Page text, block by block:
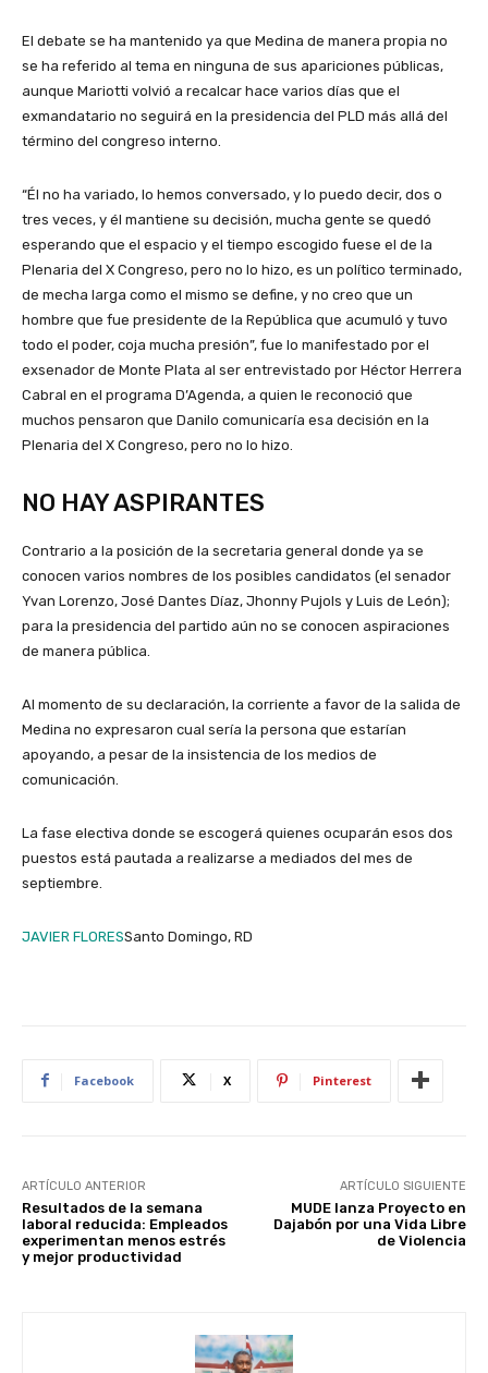
El debate se ha mantenido ya que Medina de manera propia no
se ha referido al tema en ninguna de sus apariciones públicas,
aunque Mariotti volvió a recalcar hace varios días que el
exmandatario no seguirá en la presidencia del PLD más allá del
término del congreso interno.
“Él no ha variado, lo hemos conversado, y lo puedo decir, dos o
tres veces, y él mantiene su decisión, mucha gente se quedó
esperando que el espacio y el tiempo escogido fuese el de la
Plenaria del X Congreso, pero no lo hizo, es un político terminado,
de mecha larga como el mismo se define, y no creo que un
hombre que fue presidente de la República que acumuló y tuvo
todo el poder, coja mucha presión”, fue lo manifestado por el
exsenador de Monte Plata al ser entrevistado por Héctor Herrera
Cabral en el programa D’Agenda, a quien le reconoció que
muchos pensaron que Danilo comunicaría esa decisión en la
Plenaria del X Congreso, pero no lo hizo.
NO HAY ASPIRANTES
Contrario a la posición de la secretaria general donde ya se
conocen varios nombres de los posibles candidatos (el senador
Yvan Lorenzo, José Dantes Díaz, Jhonny Pujols y Luis de León);
para la presidencia del partido aún no se conocen aspiraciones
de manera pública.
Al momento de su declaración, la corriente a favor de la salida de
Medina no expresaron cual sería la persona que estarían
apoyando, a pesar de la insistencia de los medios de
comunicación.
La fase electiva donde se escogerá quienes ocuparán esos dos
puestos está pautada a realizarse a mediados del mes de
septiembre.
JAVIER FLORESSanto Domingo, RD
Facebook X Pinterest
ARTÍCULO ANTERIOR
Resultados de la semana
laboral reducida: Empleados
experimentan menos estrés
y mejor productividad
ARTÍCULO SIGUIENTE
MUDE lanza Proyecto en
Dajabón por una Vida Libre
de Violencia